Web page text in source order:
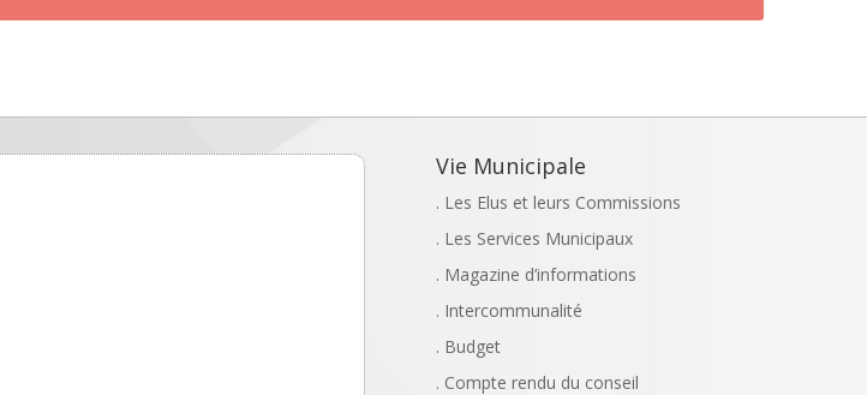
Vie Municipale
. Les Elus et leurs Commissions
. Les Services Municipaux
. Magazine d’informations
. Intercommunalité
. Budget
. Compte rendu du conseil